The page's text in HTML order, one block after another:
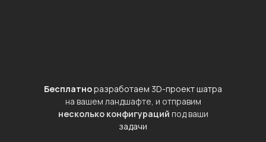
Бесплатноразработаем 3D-проект шатра
на вашем ландшафте, и отправим
несколько конфигураций под ваши
задачи